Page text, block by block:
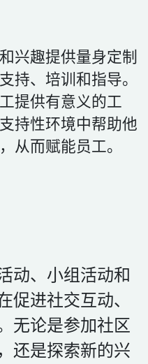
兴趣提供量身定制
持、培训和指导。
提供有意义的工
持性环境中帮助他
从而赋能员工。
动、小组活动和
促进社交互动、
无论是参加社区
还是探索新的兴